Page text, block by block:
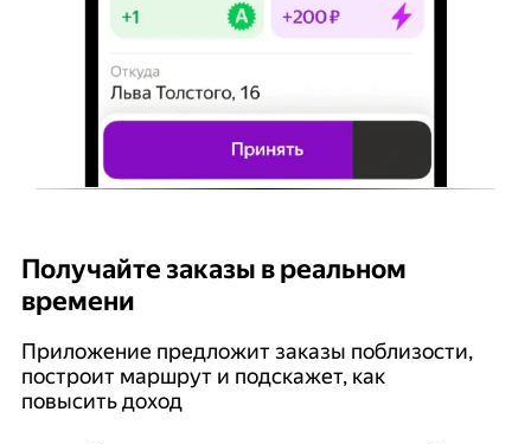
Получайте заказы в реальном
времени
Приложение предложит заказы поблизости,
построит маршрут и подскажет, как
повысить доход